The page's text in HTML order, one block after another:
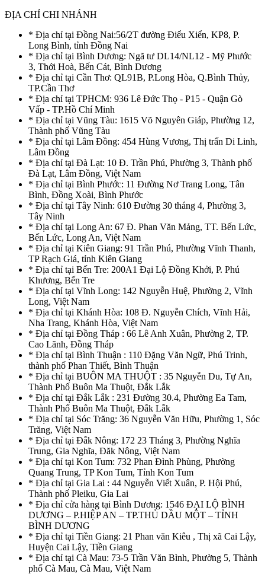
ĐỊA CHỈ CHI NHÁNH
* Địa chỉ tại Đồng Nai:56/2T đường Điểu Xiển, KP8, P.
Long Bình, tỉnh Đồng Nai
* Địa chỉ tại Bình Dương: Ngã tư DL14/NL12 - Mỹ Phước
3, Thới Hoà, Bến Cát, Bình Dương
* Địa chỉ tại Cần Thơ: QL91B, P.Long Hòa, Q.Bình Thủy,
TP.Cần Thơ
* Địa chỉ tại TPHCM: 936 Lê Đức Thọ - P15 - Quận Gò
Vấp - TP.Hồ Chí Minh
* Địa chỉ tại Vũng Tàu: 1615 Võ Nguyên Giáp, Phường 12,
Thành phố Vũng Tàu
* Địa chỉ tại Lâm Đồng: 454 Hùng Vương, Thị trấn Di Linh,
Lâm Đồng
* Địa chỉ tại Đà Lạt: 10 Đ. Trần Phú, Phường 3, Thành phố
Đà Lạt, Lâm Đồng, Việt Nam
* Địa chỉ tại Bình Phước: 11 Đường Nơ Trang Long, Tân
Bình, Đồng Xoài, Bình Phước
* Địa chỉ tại Tây Ninh: 610 Đường 30 tháng 4, Phường 3,
Tây Ninh
* Địa chỉ tại Long An: 67 Đ. Phan Văn Mảng, TT. Bến Lức,
Bến Lức, Long An, Việt Nam
* Địa chỉ tại Kiên Giang: 91 Trần Phú, Phường Vĩnh Thanh,
TP Rạch Giá, tỉnh Kiên Giang
* Địa chỉ tại Bến Tre: 200A1 Đại Lộ Đồng Khởi, P. Phú
Khương, Bến Tre
* Địa chỉ tại Vĩnh Long: 142 Nguyễn Huệ, Phường 2, Vĩnh
Long, Việt Nam
* Địa chỉ tại Khánh Hòa: 108 Đ. Nguyễn Chích, Vĩnh Hải,
Nha Trang, Khánh Hòa, Việt Nam
* Địa chỉ tại Đồng Tháp : 66 Lê Anh Xuân, Phường 2, TP.
Cao Lãnh, Đồng Tháp
* Địa chỉ tại Bình Thuận : 110 Đặng Văn Ngữ, Phú Trinh,
thành phố Phan Thiết, Bình Thuận
* Địa chỉ tại BUÔN MA THUỘT : 35 Nguyễn Du, Tự An,
Thành Phố Buôn Ma Thuột, Đắk Lắk
* Địa chỉ tại Đắk Lắk : 231 Đường 30.4, Phường Ea Tam,
Thành Phố Buôn Ma Thuột, Đắk Lắk
* Địa chỉ tại Sóc Trăng: 36 Nguyễn Văn Hữu, Phường 1, Sóc
Trăng, Việt Nam
* Địa chỉ tại Đắk Nông: 172 23 Tháng 3, Phường Nghĩa
Trung, Gia Nghĩa, Đăk Nông, Việt Nam
* Địa chỉ tại Kon Tum: 732 Phan Đình Phùng, Phường
Quang Trung, TP Kon Tum, Tỉnh Kon Tum
* Địa chỉ tại Gia Lai : 44 Nguyễn Viết Xuân, P. Hội Phú,
Thành phố Pleiku, Gia Lai
* Địa chỉ cửa hàng tại Bình Dương: 1546 ĐẠI LỘ BÌNH
DƯƠNG – P.HIỆP AN – TP.THỦ DẦU MỘT – TỈNH
BÌNH DƯƠNG
* Địa chỉ tại Tiền Giang: 21 Phan văn Kiêu , Thị xã Cai Lậy,
Huyện Cai Lậy, Tiền Giang
* Địa chỉ tại Cà Mau: 73-5 Trần Văn Bình, Phường 5, Thành
phố Cà Mau, Cà Mau, Việt Nam